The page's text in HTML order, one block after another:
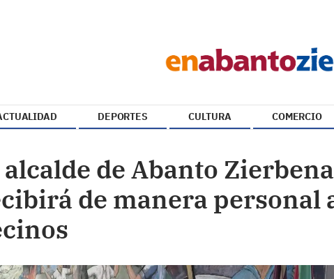
DEPORTES CULTURA COMERCIO
alcalde de Abanto Zierbena
de manera personal